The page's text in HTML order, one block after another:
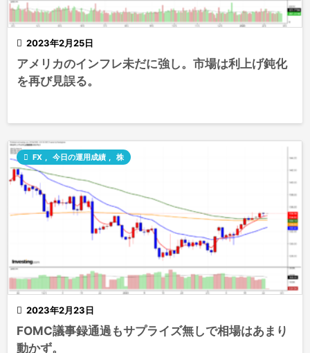
 2023年2月25日
アメリカのインフレ未だに強し。市場は利上げ鈍化
を再び見誤る。
 2023年2月23日
 FX , 今日の運用成績 , 株
FOMC議事録通過もサプライズ無しで相場はあまり
動かず。